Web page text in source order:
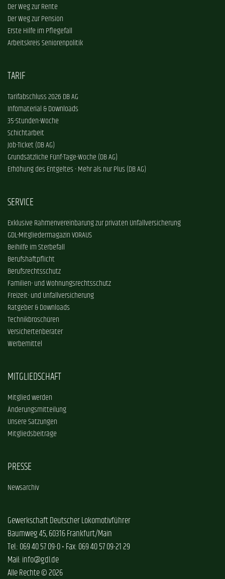
Der Weg zur Rente
Der Weg zur Pension
Erste Hilfe im Pflegefall
Arbeitskreis Seniorenpolitik
TARIF
Tarifabschluss 2026 DB AG
Infomaterial & Downloads
35-Stunden-Woche
Schichtarbeit
Job-Ticket (DB AG)
Grundsätzliche Fünf-Tage-Woche (DB AG)
Erhöhung des Entgeltes - Mehr als nur Plus (DB AG)
SERVICE
Exklusive Rahmenvereinbarung zur privaten Unfallversicherung
GDL-Mitgliedermagazin VORAUS
Beihilfe im Sterbefall
Berufshaftpflicht
Berufsrechtsschutz
Familien- und Wohnungsrechtsschutz
Freizeit- und Unfallversicherung
Ratgeber & Downloads
Technikbroschüren
Versichertenberater
Werbemittel
MITGLIEDSCHAFT
Mitglied werden
Änderungsmitteilung
Unsere Satzungen
Mitgliedsbeiträge
PRESSE
Newsarchiv
Gewerkschaft Deutscher Lokomotivführer
Baumweg 45, 60316 Frankfurt/Main
Tel.: 069 40 57 09-0 • Fax: 069 40 57 09-21 29
Mail: info@gdl.de
Alle Rechte © 2026